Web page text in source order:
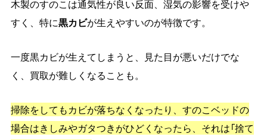
木製のすのこは通気性が良い反面、湿気の影響を受けや
すく、特に黒カビが生えやすいのが特徴です。
一度黒カビが生えてしまうと、見た目が悪いだけでな
く、買取が難しくなることも。
掃除をしてもカビが落ちなくなったり、すのこベッドの
場合はきしみやガタつきがひどくなったら、それは「捨て